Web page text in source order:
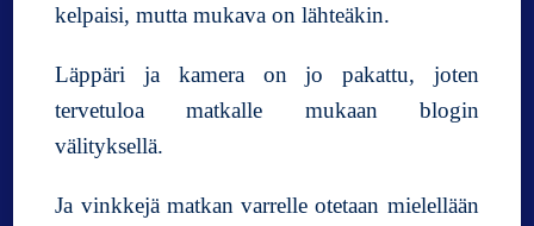
kelpaisi, mutta mukava on lähteäkin.
Läppäri ja kamera on jo pakattu, joten
tervetuloa matkalle mukaan blogin
välityksellä.
Ja vinkkejä matkan varrelle otetaan mielellään